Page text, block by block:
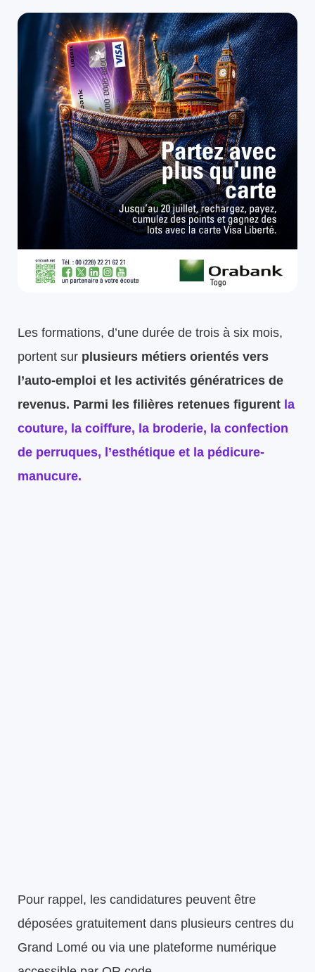
Les formations, d’une durée de trois à six mois,
portent sur plusieurs métiers orientés vers
l’auto-emploi et les activités génératrices de
revenus. Parmi les filières retenues figurent la
couture, la coiffure, la broderie, la confection
de perruques, l’esthétique et la pédicure-
manucure.
Pour rappel, les candidatures peuvent être
déposées gratuitement dans plusieurs centres du
Grand Lomé ou via une plateforme numérique